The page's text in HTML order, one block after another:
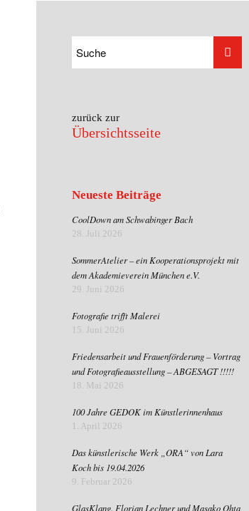
zurück zur
Übersichtsseite
Neueste Beiträge
CoolDown am Schwabinger Bach
28. Juli 2026
SommerAtelier – ein Kooperationsprojekt mit
dem Akademieverein München e.V.
29. Juni 2026
Fotografie trifft Malerei
15. Juni 2026
Friedensarbeit und Frauenförderung – Vortrag
und Fotografieausstellung – ABGESAGT !!!!!
18. Mai 2026
100 Jahre GEDOK im Künstlerinnenhaus
1. April 2026
Das künstlerische Werk „ORA“ von Lara
Koch bis 19.04.2026
9. Februar 2026
GlasKlang. Florian Lechner und Masako Ohta